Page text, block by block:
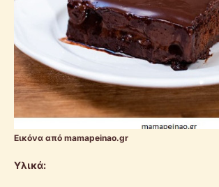
Εικόνα από mamapeinao.gr
Υλικά: